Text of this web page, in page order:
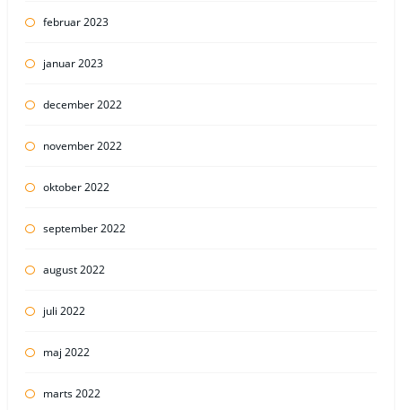
februar 2023
januar 2023
december 2022
november 2022
oktober 2022
september 2022
august 2022
juli 2022
maj 2022
marts 2022